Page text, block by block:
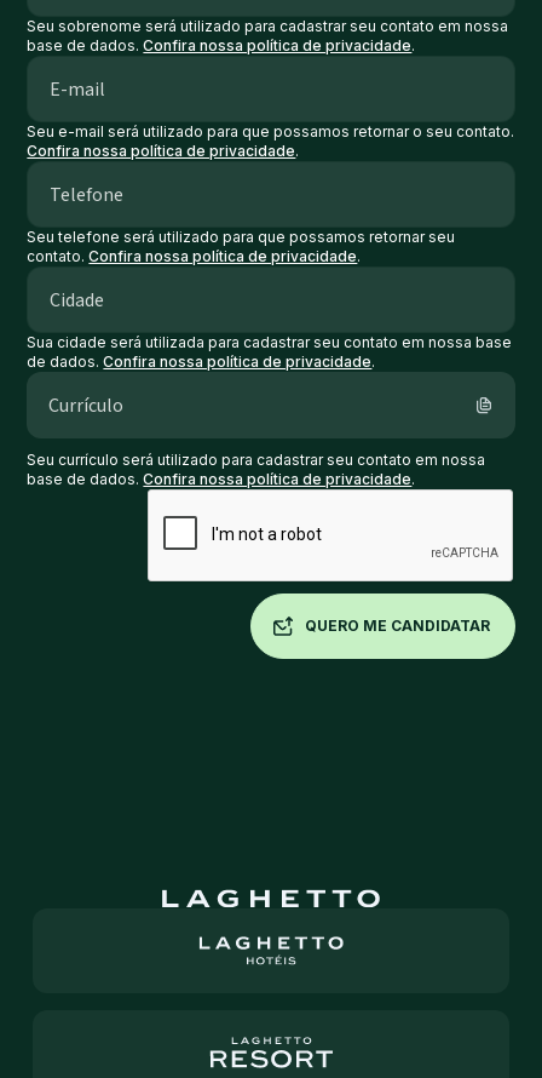
Seu sobrenome será utilizado para cadastrar seu contato em nossa
base de dados.Confira nossa política de privacidade.
Seu e-mail será utilizado para que possamos retornar o seu contato.
Confira nossa política de privacidade.
Seu telefone será utilizado para que possamos retornar seu
contato.Confira nossa política de privacidade.
Sua cidade será utilizada para cadastrar seu contato em nossa base
de dados.Confira nossa política de privacidade.
Currículo
Seu currículo será utilizado para cadastrar seu contato em nossa
base de dados.Confira nossa política de privacidade.